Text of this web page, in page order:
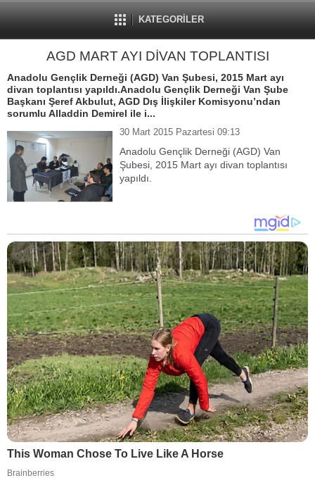
KATEGORİLER
AGD MART AYI DİVAN TOPLANTISI
Anadolu Gençlik Derneği (AGD) Van Şubesi, 2015 Mart ayı
divan toplantısı yapıldı.Anadolu Gençlik Derneği Van Şube
Başkanı Şeref Akbulut, AGD Dış İlişkiler Komisyonu’ndan
sorumlu Alladdin Demirel ile i...
30 Mart 2015 Pazartesi 09:13
Anadolu Gençlik Derneği (AGD) Van
Şubesi, 2015 Mart ayı divan toplantısı
yapıldı.